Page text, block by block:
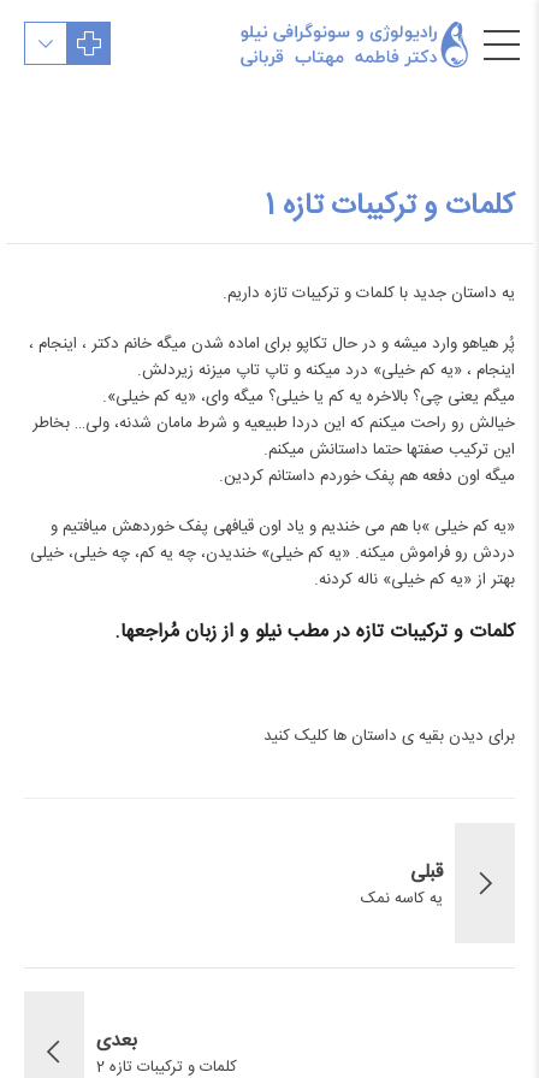
کلمات و ترکیبات تازه 1
یه داستان جدید با کلمات و ترکیبات تازه داریم.
پُر هیاهو وارد می‎شه و در حال تکاپو برای اماده شدن می‎گه خانم دکتر ، اینجام ،
اینجام ، «یه کم خیلی» درد می‎کنه و تاپ تاپ می‎زنه زیردلش.
می‎گم یعنی چی؟ بالاخره یه کم یا خیلی؟ می‎گه وای، «یه کم خیلی».
خیالش رو راحت می‎کنم که این دردا طبیعیه و‌ شرط مامان شدنه، ولی… بخاطر
این ترکیب صفت‎ها حتما داستانش می‎کنم.
می‎گه اون دفعه هم پفک خوردم داستانم کردین.
«یه کم خیلی »با هم می خندیم و یاد اون قیافه‎ی پفک خورده‎ش می‎افتیم ‌و
دردش رو فراموش می‎کنه. «یه کم خیلی» خندیدن، چه یه کم، چه خیلی، خیلی
بهتر از «یه کم خیلی» ناله کردنه.
کلمات و ترکیبات تازه در مطب نیلو و از زبان مُراجع‎ها.
برای دیدن بقیه ی داستان هاکلیک کنید
قبلی
یه کاسه نمک
بعدی
کلمات و ترکیبات تازه 2